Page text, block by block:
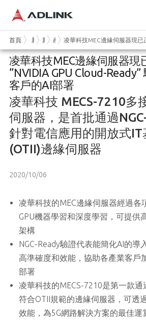
首頁 新聞與活動
新聞產品新聞
凌華科技MEC邊緣伺服器現已
凌華科技MEC邊緣伺服器現
”NVIDIA GPU Cloud-
客戶的AI部署
凌華科技 MECS-7210多
伺服器，是首批通過
針對電信應用的開放式IT
(OTII)邊緣伺服器
2020/10/06
凌華科技的MEC邊緣伺服器經過各
GPU機器學習和深度學習，可提供
架構
NGC-Ready驗證代表能簡化AI的導
高準確度和效能，協助各產業客戶
部署
凌華科技的MECS-7210是第一款通
符合OTII規範的邊緣伺服器，可透
效能，為5G網路解決方案的最佳運